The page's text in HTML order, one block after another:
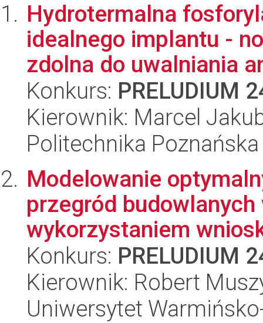
Hydrotermalna
idealnego implantu -
zdolna do uwalniania
Konkurs: PRELUDIUM
Kierownik: Marcel
Politechnika Poznańska
Modelowanie
przegród
wykorzystaniem
Konkurs: PRELUDIUM
Kierownik: Robert
Uniwersytet